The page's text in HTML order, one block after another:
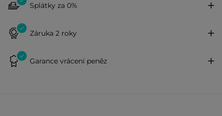
Splátky za 0%
Záruka 2 roky
Garance vrácení peněz